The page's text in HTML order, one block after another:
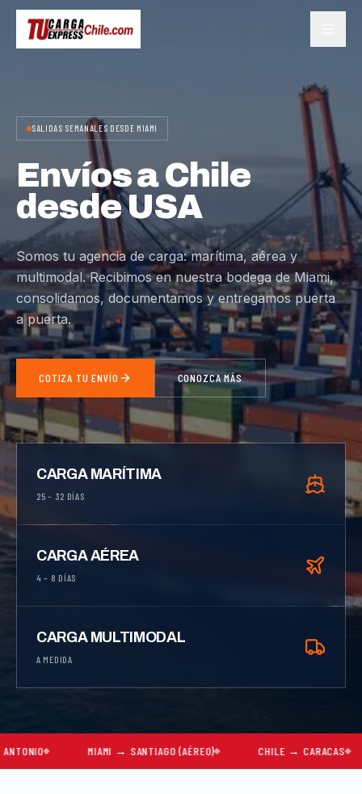
SALIDAS SEMANALES DESDE MIAMI
Envíos a Chile
desde USA
Somos tu agencia de carga: marítima, aérea y
multimodal. Recibimos en nuestra bodega de Miami,
consolidamos, documentamos y entregamos puerta
a puerta.
COTIZA TU ENVÍO CONOZCA MÁS
CARGA MARÍTIMA
25 – 32 DÍAS
CARGA AÉREA
4 – 8 DÍAS
CARGA MULTIMODAL
A MEDIDA
MIAMI → SANTIAGO (AÉREO) CHILE → CARACAS